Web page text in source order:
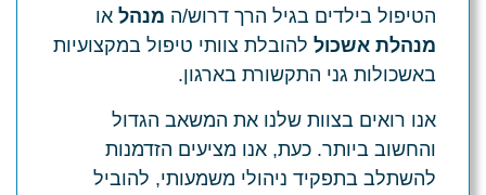
הטיפול בילדים בגיל הרך דרוש/ה מנהל או
מנהלת אשכול להובלת צוותי טיפול במקצועיות
באשכולות גני התקשורת בארגון.
אנו רואים בצוות שלנו את המשאב הגדול
והחשוב ביותר. כעת, אנו מציעים הזדמנות
להשתלב בתפקיד ניהולי משמעותי, להוביל